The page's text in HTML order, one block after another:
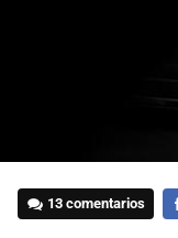
13 comentarios